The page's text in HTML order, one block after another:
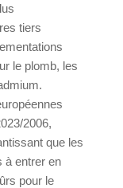
tiers
le plomb, les
2006,
que les
à entrer en
pour le